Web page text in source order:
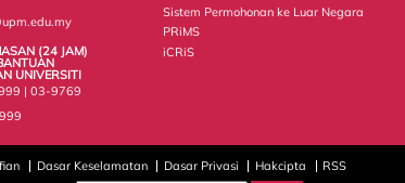
(24 JAM)
UNIVERSITI
| 03-9769
Sistem Permohonan ke Luar Negara
PRiMS
iCRiS
Dasar Keselamatan Dasar Privasi Hakcipta RSS